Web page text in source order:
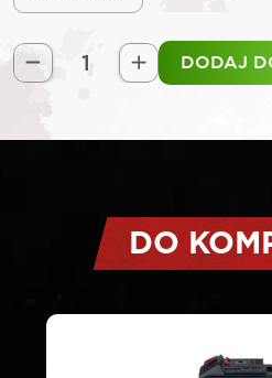
ilość
500-
3000
19
DODAJ
DO